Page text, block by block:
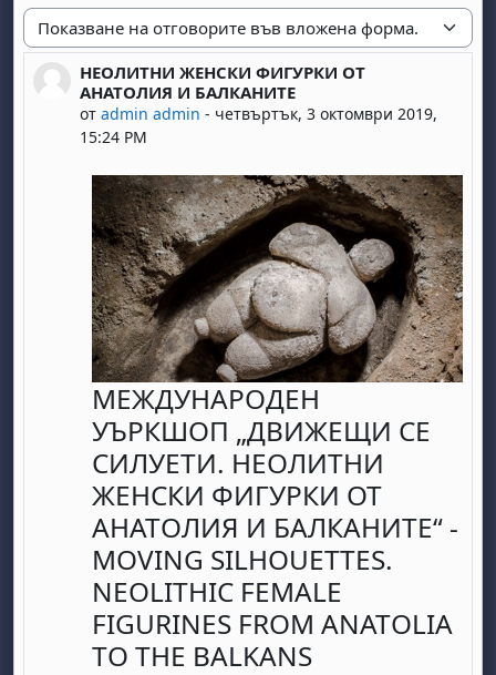
Начин на показване
НЕОЛИТНИ ЖЕНСКИ ФИГУРКИ ОТ
АНАТОЛИЯ И БАЛКАНИТЕ
отadmin admin - четвъртък, 3 октомври 2019,
15:24 PM
Number of replies: 0
МЕЖДУНАРОДЕН
УЪРКШОП „ДВИЖЕЩИ СЕ
СИЛУЕТИ. НЕОЛИТНИ
ЖЕНСКИ ФИГУРКИ ОТ
АНАТОЛИЯ И БАЛКАНИТЕ“ -
MOVING SILHOUETTES.
NEOLITHIC FEMALE
FIGURINES FROM ANATOLIA
TO THE BALKANS